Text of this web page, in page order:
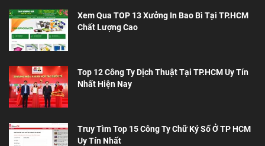
Xem Qua TOP 13 Xưởng In Bao Bì Tại TP.HCM
Chất Lượng Cao
Top 12 Công Ty Dịch Thuật Tại TP.HCM Uy Tín
Nhất Hiện Nay
Truy Tìm Top 15 Công Ty Chữ Ký Số Ở TP HCM
Uy Tín Nhất